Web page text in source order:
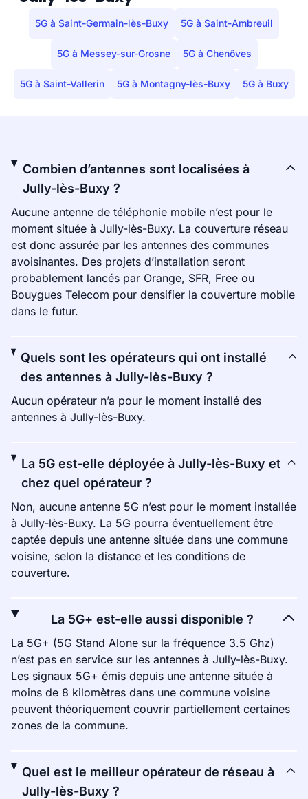
5G à Saint-Germain-lès-Buxy 5G à Saint-Ambreuil
5G à Messey-sur-Grosne 5G à Chenôves
5G à Saint-Vallerin 5G à Montagny-lès-Buxy 5G à Buxy
Combien d’antennes sont localisées à
Jully-lès-Buxy ?
Aucune antenne de téléphonie mobile n’est pour le
moment située à Jully-lès-Buxy. La couverture réseau
est donc assurée par les antennes des communes
avoisinantes. Des projets d’installation seront
probablement lancés par Orange, SFR, Free ou
Bouygues Telecom pour densifier la couverture mobile
dans le futur.
Quels sont les opérateurs qui ont installé
des antennes à Jully-lès-Buxy ?
Aucun opérateur n’a pour le moment installé des
antennes à Jully-lès-Buxy.
La 5G est-elle déployée à Jully-lès-Buxy et
chez quel opérateur ?
Non, aucune antenne 5G n’est pour le moment installée
à Jully-lès-Buxy. La 5G pourra éventuellement être
captée depuis une antenne située dans une commune
voisine, selon la distance et les conditions de
couverture.
La 5G+ est-elle aussi disponible ?
La 5G+ (5G Stand Alone sur la fréquence 3.5 Ghz)
n’est pas en service sur les antennes à Jully-lès-Buxy.
Les signaux 5G+ émis depuis une antenne située à
moins de 8 kilomètres dans une commune voisine
peuvent théoriquement couvrir partiellement certaines
zones de la commune.
Quel est le meilleur opérateur de réseau à
Jully-lès-Buxy ?